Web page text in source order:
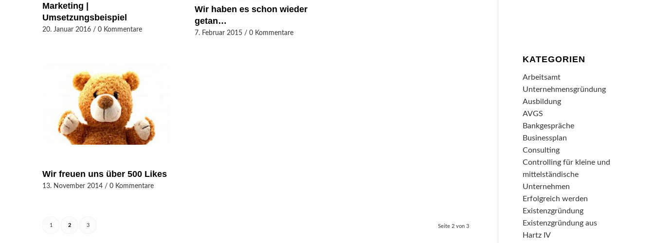
Marketing |
Umsetzungsbeispiel
20. Januar 2016 / 0 Kommentare
Wir haben es schon wieder
getan…
7. Februar 2015 / 0 Kommentare
Wir freuen uns über 500 Likes
13. November 2014 / 0 Kommentare
Seite 2 von 3
1 2 3
KATEGORIEN
Arbeitsamt
Unternehmensgründung
Ausbildung
AVGS
Bankgespräche
Businessplan
Consulting
Controlling für kleine und
mittelständische
Unternehmen
Erfolgreich werden
Existenzgründung
Existenzgründung aus
Hartz IV